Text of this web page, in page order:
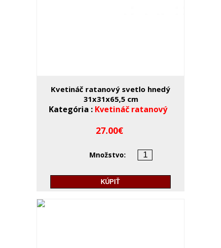
Kvetináč ratanový svetlo hnedý
31x31x65,5 cm
Kategória : Kvetináč ratanový
27.00
Množstvo:
KÚPIŤ